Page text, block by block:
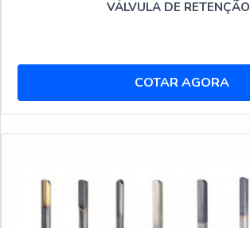
VÁLVULA DE RETENÇÃO
COTAR AGORA